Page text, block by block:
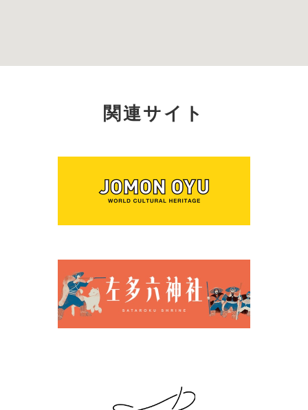
関連サイト